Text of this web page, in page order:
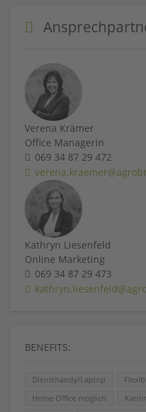
Verena Krämer
Office Managerin
069 34 87 29 472
Kathryn Liesenfeld
Online Marketing
069 34 87 29 473
BENEFITS:
Diensthandy/Laptop
Home Office möglich